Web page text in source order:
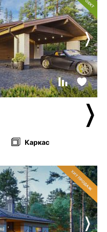
Каркас